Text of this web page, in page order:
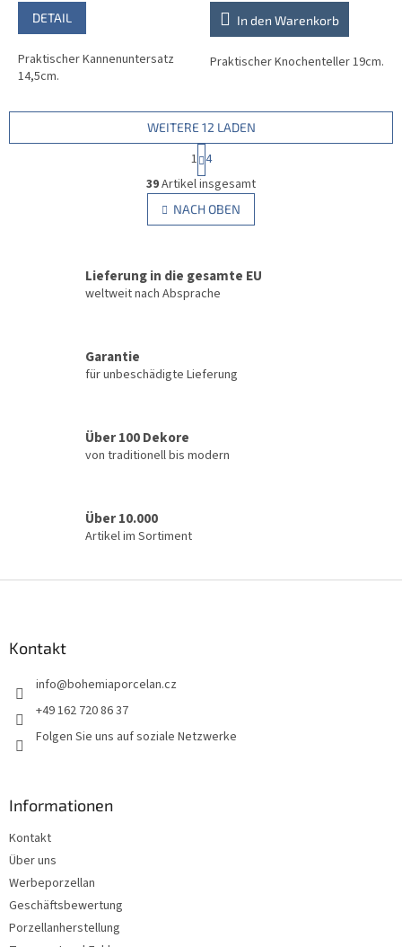
DETAIL
Praktischer Kannenuntersatz
14,5cm.
In den Warenkorb
Praktischer Knochenteller 19cm.
S
t
e
u
e
l
t
r
L
WEITERE 12 LADEN
P
a
g
i
n
i
u
n
g
1 4
39Artikel insgesamt
NACH OBEN
Lieferung in die gesamte EU
weltweit nach Absprache
Garantie
für unbeschädigte Lieferung
Über 100 Dekore
von traditionell bis modern
Über 10.000
Artikel im Sortiment
Kontakt
info@bohemiaporcelan.cz
+49 162 720 86 37
Folgen Sie uns auf soziale Netzwerke
Informationen
Kontakt
Über uns
Werbeporzellan
Geschäftsbewertung
Porzellanherstellung